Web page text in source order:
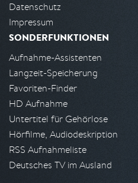
Datenschutz
Impressum
SONDERFUNKTIONEN
Aufnahme-Assistenten
Langzeit-Speicherung
Favoriten-Finder
HD Aufnahme
Untertitel für Gehörlose
Hörfilme, Audiodeskription
RSS Aufnahmeliste
Deutsches TV im Ausland